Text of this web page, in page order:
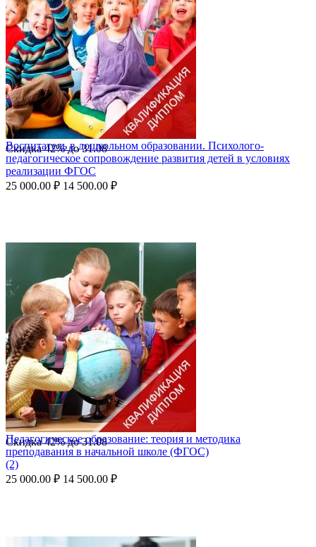
Скидка42%до31.08
Воспитатель в дошкольном образовании. Психолого-
педагогическое сопровождение развития детей в условиях
реализации ФГОС
25 000.00 ₽ 14 500.00 ₽
Скидка42%до31.08
Педагогическое образование: теория и методика
преподавания в начальной школе (ФГОС)
(2)
25 000.00 ₽ 14 500.00 ₽